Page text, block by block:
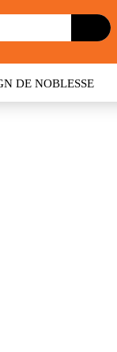
DE NOBLESSE